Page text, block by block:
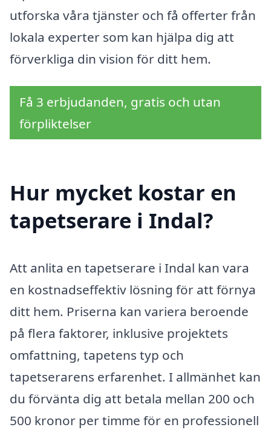
utforska våra tjänster och få offerter från
lokala experter som kan hjälpa dig att
förverkliga din vision för ditt hem.
Få 3 erbjudanden, gratis och utan
förpliktelser
Hur mycket kostar en
tapetserare i Indal?
Att anlita en tapetserare i Indal kan vara
en kostnadseffektiv lösning för att förnya
ditt hem. Priserna kan variera beroende
på flera faktorer, inklusive projektets
omfattning, tapetens typ och
tapetserarens erfarenhet. I allmänhet kan
du förvänta dig att betala mellan 200 och
500 kronor per timme för en professionell